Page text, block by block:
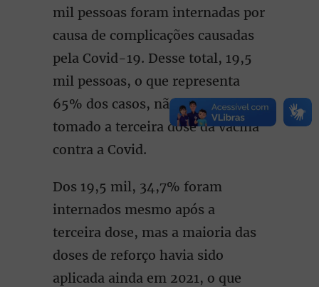
mil pessoas foram internadas por
causa de complicações causadas
pela Covid-19. Desse total, 19,5
mil pessoas, o que representa
65% dos casos, não haviam
tomado a terceira dose da vacina
contra a Covid.
Dos 19,5 mil, 34,7% foram
internados mesmo após a
terceira dose, mas a maioria das
doses de reforço havia sido
aplicada ainda em 2021, o que